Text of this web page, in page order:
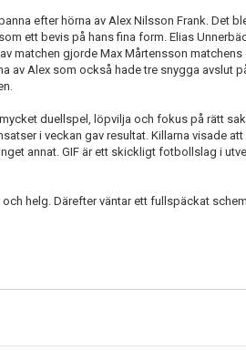
efter hörna av Alex Nilsson Frank. Det
ett bevis på hans fina form. Elias
matchen gjorde Max Mårtensson
av Alex som också hade tre snygga avslut
duellspel, löpvilja och fokus på rätt
i veckan gav resultat. Killarna visade
annat. GIF är ett skickligt fotbollslag i
helg. Därefter väntar ett fullspäckat